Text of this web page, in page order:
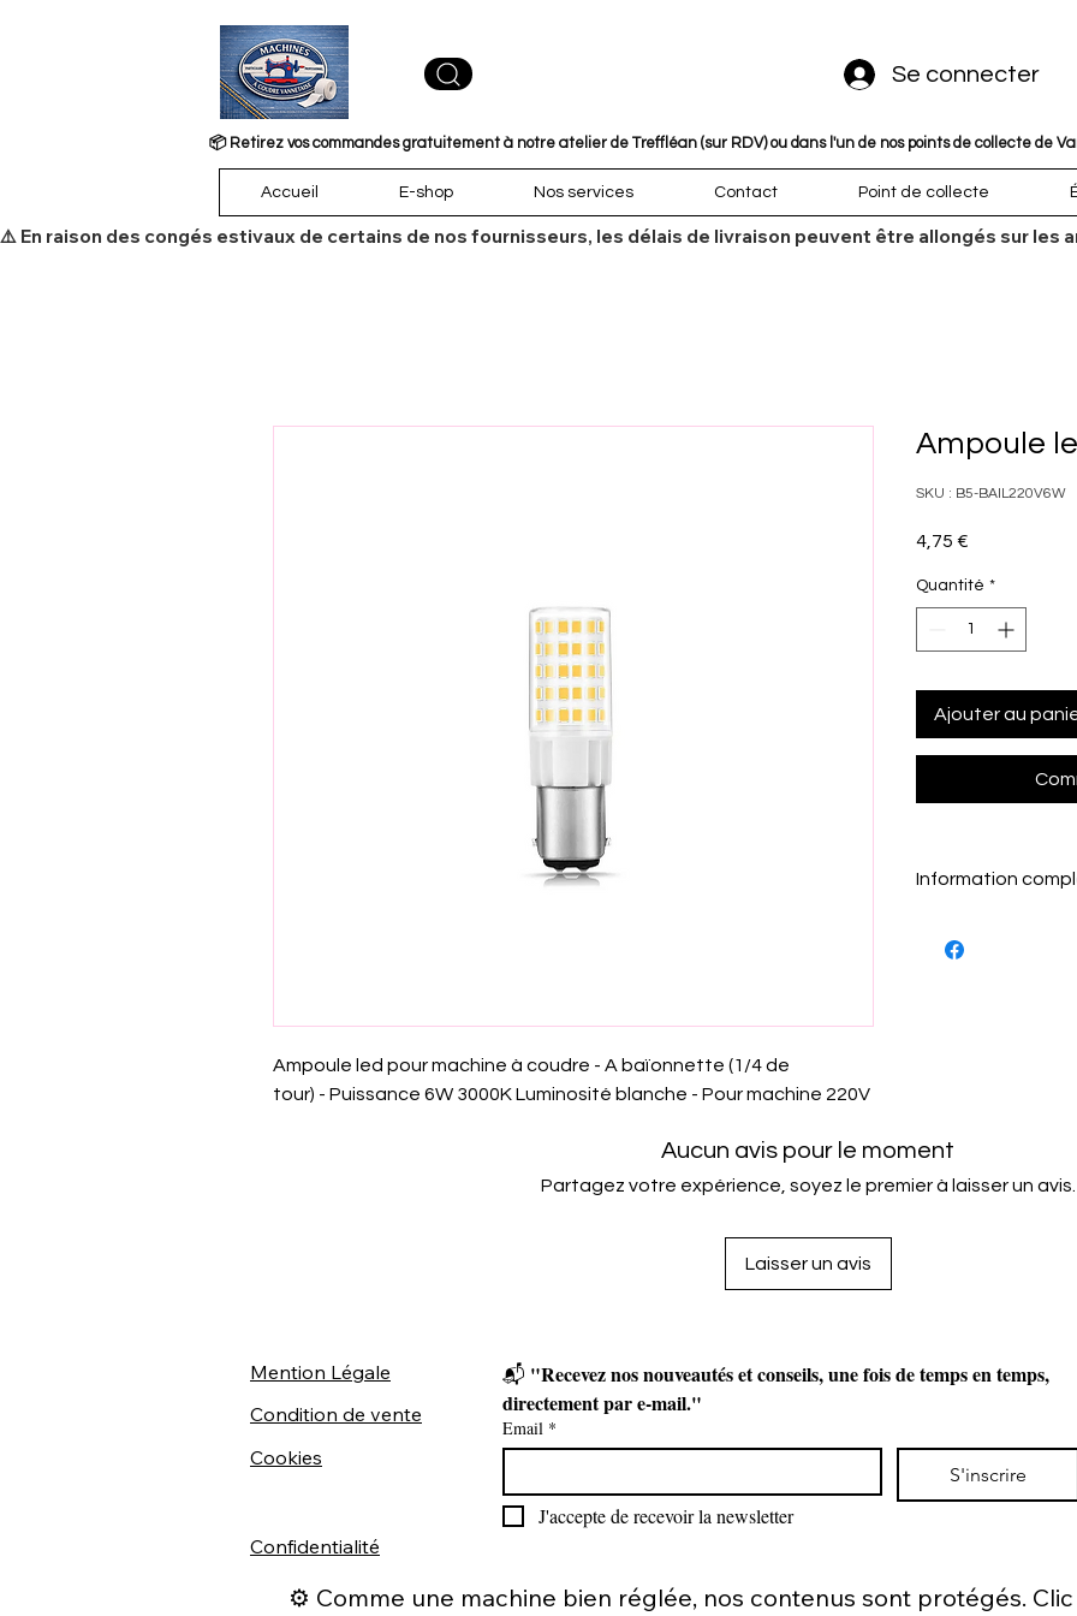
Se connecter
📦 Retirez vos commandes gratuitement à notre atelier de Treffléan (sur RDV) ou dans l'un de nos points de collecte de
Accueil E-shop Nos services Contact Point de collecte
​⚠️ En raison des congés estivaux de certains de nos fournisseurs, les délais de livraison peuvent être allongés sur
Ampoule led pour machine à coudre - A baïonnette (1/4 de
tour) - Puissance 6W 3000K Luminosité blanche - Pour machine 220V
Ampoule
SKU : B5-BAIL220V6W
4,75 €
Quantité *
Ajouter au
Information
On peux remplacé
Aucun avis pour le moment
Partagez votre expérience, soyez le premier à laisser un avis.
Laisser un avis
Mention Légale
Condition de vente
Cookies
Confidentialité
📬 "Recevez nos nouveautés et conseils, une fois de temps en temps,
directement par e-mail."
Email *
S'inscrire
J'accepte de recevoir la newsletter
⚙️ Comme une machine bien réglée, nos contenus sont protégés.